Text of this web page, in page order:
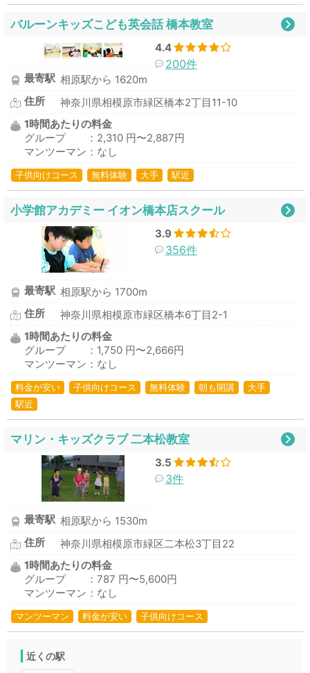
バルーンキッズこども英会話 橋本教室
4.4
200件
最寄駅 相原駅から 1620m
住所
神奈川県相模原市緑区橋本2丁目11-10
1時間あたりの料金
グループ ：2,310 円〜2,887円
マンツーマン：なし
子供向けコース 無料体験 大手 駅近
小学館アカデミー イオン橋本店スクール
3.9
356件
最寄駅 相原駅から 1700m
住所
神奈川県相模原市緑区橋本6丁目2-1
1時間あたりの料金
グループ ：1,750 円〜2,666円
マンツーマン：なし
料金が安い 子供向けコース 無料体験 朝も開講
大手
駅近
マリン・キッズクラブ 二本松教室
3.5
3件
最寄駅 相原駅から 1530m
住所
神奈川県相模原市緑区二本松3丁目22
1時間あたりの料金
グループ ：787 円〜5,600円
マンツーマン：なし
マンツーマン 料金が安い 子供向けコース
近くの駅